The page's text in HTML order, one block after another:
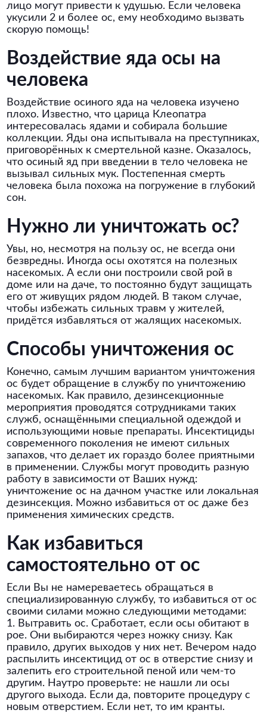
лицо могут привести к удушью. Если человека
укусили 2 и более ос, ему необходимо вызвать
скорую помощь!
Воздействие яда осы на
человека
Воздействие осиного яда на человека изучено
плохо. Известно, что царица Клеопатра
интересовалась ядами и собирала большие
коллекции. Яды она испытывала на преступниках,
приговорённых к смертельной казне. Оказалось,
что осиный яд при введении в тело человека не
вызывал сильных мук. Постепенная смерть
человека была похожа на погружение в глубокий
сон.
Нужно ли уничтожать ос?
Увы, но, несмотря на пользу ос, не всегда они
безвредны. Иногда осы охотятся на полезных
насекомых. А если они построили свой рой в
доме или на даче, то постоянно будут защищать
его от живущих рядом людей. В таком случае,
чтобы избежать сильных травм у жителей,
придётся избавляться от жалящих насекомых.
Способы уничтожения ос
Конечно, самым лучшим вариантом уничтожения
ос будет обращение в службу по уничтожению
насекомых. Как правило, дезинсекционные
мероприятия проводятся сотрудниками таких
служб, оснащёнными специальной одеждой и
использующими новые препараты. Инсектициды
современного поколения не имеют сильных
запахов, что делает их гораздо более приятными
в применении. Службы могут проводить разную
работу в зависимости от Ваших нужд:
уничтожение ос на дачном участке или локальная
дезинсекция. Можно избавиться от ос даже без
применения химических средств.
Как избавиться
самостоятельно от ос
Если Вы не намереваетесь обращаться в
специализированную службу, то избавиться от ос
своими силами можно следующими методами:
1. Вытравить ос. Сработает, если осы обитают в
рое. Они выбираются через ножку снизу. Как
правило, других выходов у них нет. Вечером надо
распылить инсектицид от ос в отверстие снизу и
залепить его строительной пеной или чем-то
другим. Наутро проверьте: не нашли ли осы
другого выхода. Если да, повторите процедуру с
новым отверстием. Если нет, то им кранты.